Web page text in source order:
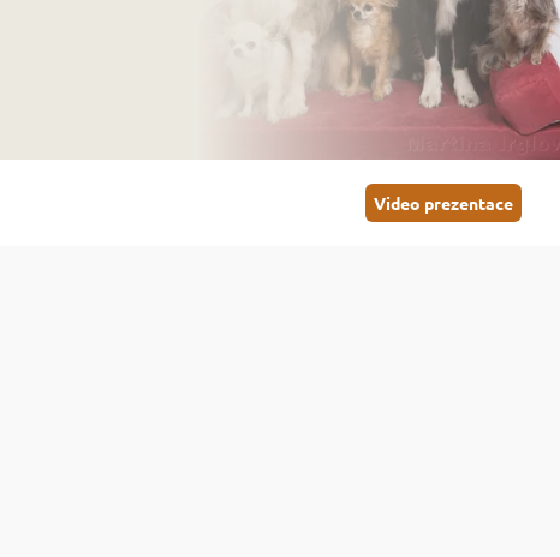
Video prezentace